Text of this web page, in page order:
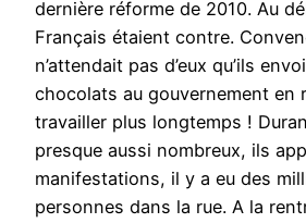
dernière réforme de 2010. Au
Français étaient contre.
n’attendait pas d’eux qu’ils
chocolats au gouvernement en
travailler plus longtemps !
presque aussi nombreux, ils
manifestations, il y a eu des
personnes dans la rue. A la